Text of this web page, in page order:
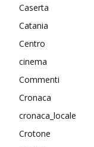
Caserta
Catania
Centro
cinema
Commenti
Cronaca
cronaca_locale
Crotone